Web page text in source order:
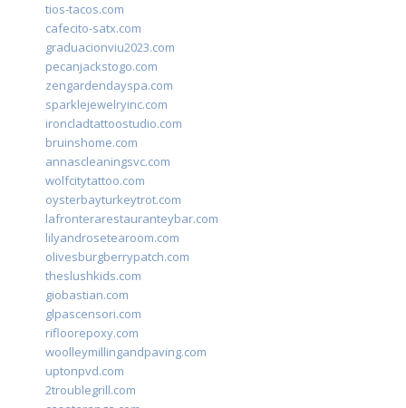
tios-tacos.com
cafecito-satx.com
graduacionviu2023.com
pecanjackstogo.com
zengardendayspa.com
sparklejewelryinc.com
ironcladtattoostudio.com
bruinshome.com
annascleaningsvc.com
wolfcitytattoo.com
oysterbayturkeytrot.com
lafronterarestauranteybar.com
lilyandrosetearoom.com
olivesburgberrypatch.com
theslushkids.com
giobastian.com
glpascensori.com
rifloorepoxy.com
woolleymillingandpaving.com
uptonpvd.com
2troublegrill.com